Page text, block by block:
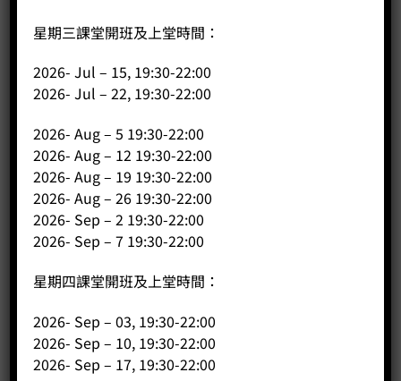
500cc 圓嘴拉花缸 (啞白)
Price: HK$
-
BUY NOW
星期三課堂開班及上堂時間：
2026- Jul – 15, 19:30-22:00
2026- Jul – 22, 19:30-22:00
2026- Aug – 5 19:30-22:00
2026- Aug – 12 19:30-22:00
2026- Aug – 19 19:30-22:00
2026- Aug – 26 19:30-22:00
2026- Sep – 2 19:30-22:00
2026- Sep – 7 19:30-22:00
星期四課堂開班及上堂時間：
2026- Sep – 03, 19:30-22:00
2026- Sep – 10, 19:30-22:00
2026- Sep – 17, 19:30-22:00